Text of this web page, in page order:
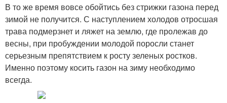
В то же время вовсе обойтись без стрижки газона перед
зимой не получится. С наступлением холодов отросшая
трава подмерзнет и ляжет на землю, где пролежав до
весны, при пробуждении молодой поросли станет
серьезным препятствием к росту зеленых ростков.
Именно поэтому косить газон на зиму необходимо
всегда.